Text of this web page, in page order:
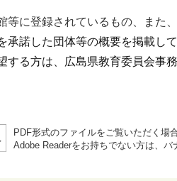
等に登録されているもの、また
承諾した団体等の概要を掲載して
する方は、広島県教育委員会事
PDF形式のファイルをご覧いただく場
Adobe Readerをお持ちでない方は、バ